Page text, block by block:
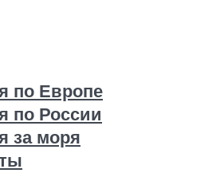
по Европе
по России
за моря